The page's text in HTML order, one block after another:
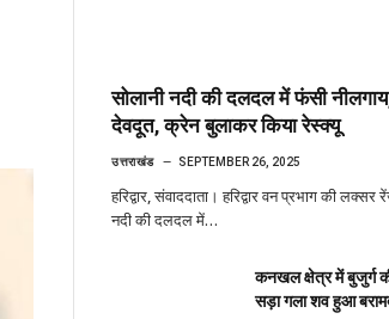
सोलानी नदी की दलदल में फंसी
देवदूत, क्रेन बुलाकर किया रेस्क्यू
उत्तराखंड SEPTEMBER 26, 2025
हरिद्वार, संवाददाता। हरिद्वार वन प्रभाग की
नदी की दलदल में…
कनखल क्षेत्र में बुजुर्ग
सड़ा गला शव हुआ